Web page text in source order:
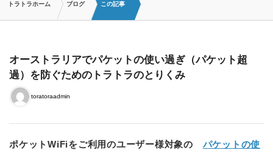
トラトラホーム ブログ この記事
オーストラリアでパケットの使い過ぎ（パケット超
過）を防ぐためのトラトラのとりくみ
toratoraadmin
ポケットWiFiをご利用のユーザー様対象の パケットの使